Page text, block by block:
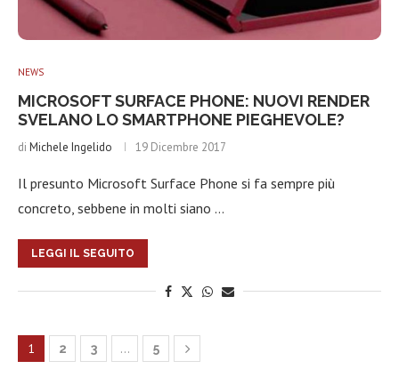
NEWS
MICROSOFT SURFACE PHONE: NUOVI RENDER
SVELANO LO SMARTPHONE PIEGHEVOLE?
di Michele Ingelido 19 Dicembre 2017
Il presunto Microsoft Surface Phone si fa sempre più
concreto, sebbene in molti siano …
LEGGI IL SEGUITO
1 2 3 … 5